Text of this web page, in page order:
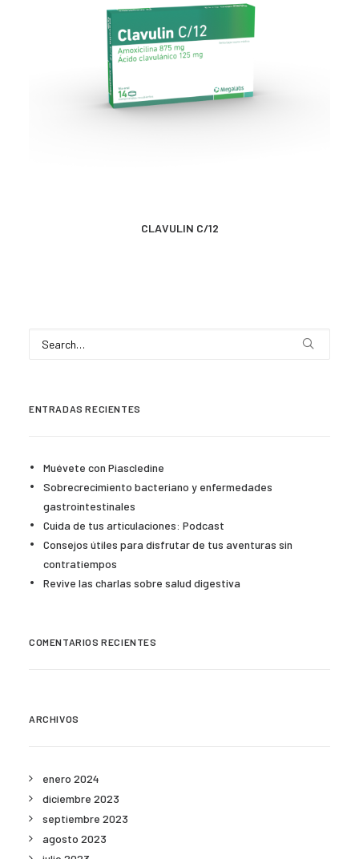
MÁS INFORMACIÓN
CLAVULIN C/12
ENTRADAS RECIENTES
Muévete con Piascledine
Sobrecrecimiento bacteriano y enfermedades
gastrointestinales
Cuida de tus articulaciones: Podcast
Consejos útiles para disfrutar de tus aventuras sin
contratiempos
Revive las charlas sobre salud digestiva
COMENTARIOS RECIENTES
ARCHIVOS
enero 2024
diciembre 2023
septiembre 2023
agosto 2023